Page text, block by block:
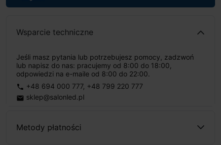
Wsparcie techniczne
Jeśli masz pytania lub potrzebujesz pomocy, zadzwoń
lub napisz do nas: pracujemy od 8:00 do 18:00,
odpowiedzi na e-maile od 8:00 do 22:00.
phone +48 694 000 777, +48 799 220 777
email sklep@salonled.pl
Metody płatności